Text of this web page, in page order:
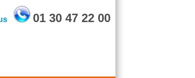
01 30 47 22 00